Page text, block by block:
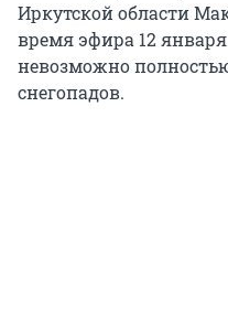
Иркутской области
время эфира 12
невозможно
снегопадов.